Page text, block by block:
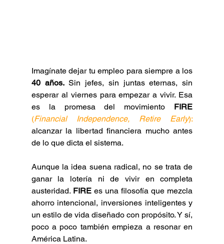
40 años. Sin jefes, sin juntas eternas, sin
esperar al viernes para empezar a vivir. Esa
es la promesa del movimiento
(Financial Independence, Retire Early):
alcanzar la libertad financiera mucho antes
de lo que dicta el sistema.
Aunque la idea suena radical, no se trata de
ganar la lotería ni de vivir en completa
austeridad. FIRE es una filosofía que mezcla
ahorro intencional, inversiones inteligentes y
un estilo de vida diseñado con propósito. Y sí,
poco a poco también empieza a resonar en
América Latina.